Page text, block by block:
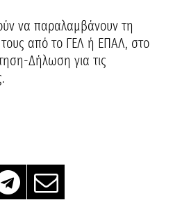
να παραλαμβάνουν τη
από το ΓΕΛ ή ΕΠΑΛ, στο
Δήλωση για τις